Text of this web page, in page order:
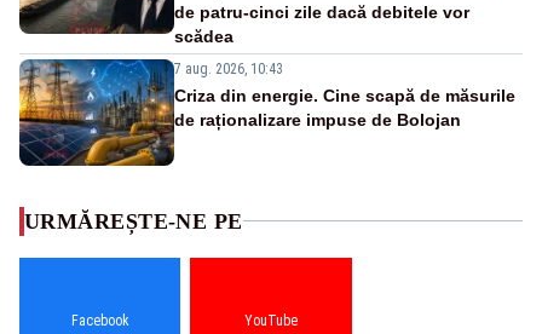
de patru-cinci zile dacă debitele vor
scădea
7 aug. 2026, 10:43
Criza din energie. Cine scapă de măsurile
de raționalizare impuse de Bolojan
URMĂREȘTE-NE PE
Facebook YouTube